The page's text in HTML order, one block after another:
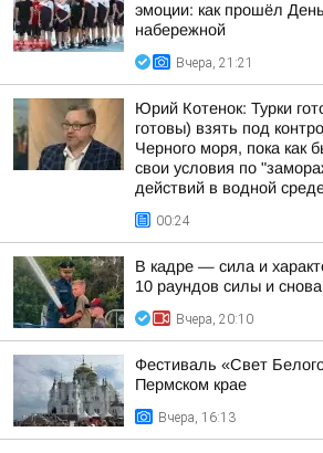
эмоции: как прошёл
набережной
Вчера, 21:21
Юрий Котенок: Турки
готовы) взять под
Черного моря, пока как
свои условия по
действий в водной
00:24
В кадре — сила и
10 раундов силы и
Вчера, 20:10
Фестиваль «Свет
Пермском крае
Вчера, 16:13